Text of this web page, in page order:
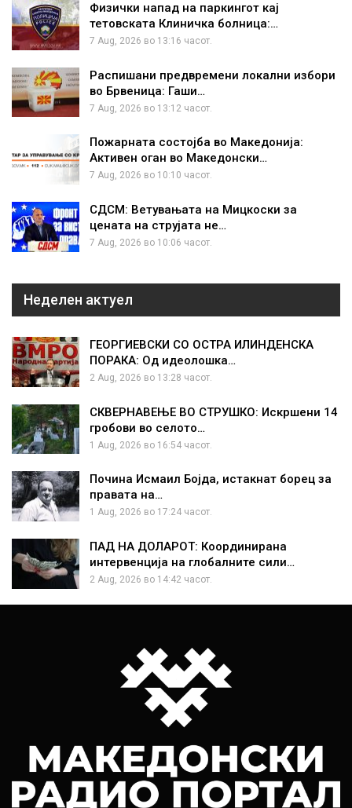
Физички напад на паркингот кај
тетовската Клиничка болница:…
7 Aug, 2026 во 13:16 часот.
Распишани предвремени локални избори
во Брвеница: Гаши…
7 Aug, 2026 во 13:12 часот.
Пожарната состојба во Македонија:
Активен оган во Македонски…
7 Aug, 2026 во 10:10 часот.
СДСМ: Ветувањата на Мицкоски за
цената на струјата не…
7 Aug, 2026 во 10:06 часот.
Неделен актуел
ГЕОРГИЕВСКИ СО ОСТРА ИЛИНДЕНСКА
ПОРАКА: Од идеолошка…
2 Aug, 2026 во 13:28 часот.
СКВЕРНАВЕЊЕ ВО СТРУШКО: Искршени 14
гробови во селото…
1 Aug, 2026 во 16:54 часот.
Почина Исмаил Бојда, истакнат борец за
правата на…
1 Aug, 2026 во 17:24 часот.
ПАД НА ДОЛАРОТ: Координирана
интервенција на глобалните сили…
2 Aug, 2026 во 14:42 часот.